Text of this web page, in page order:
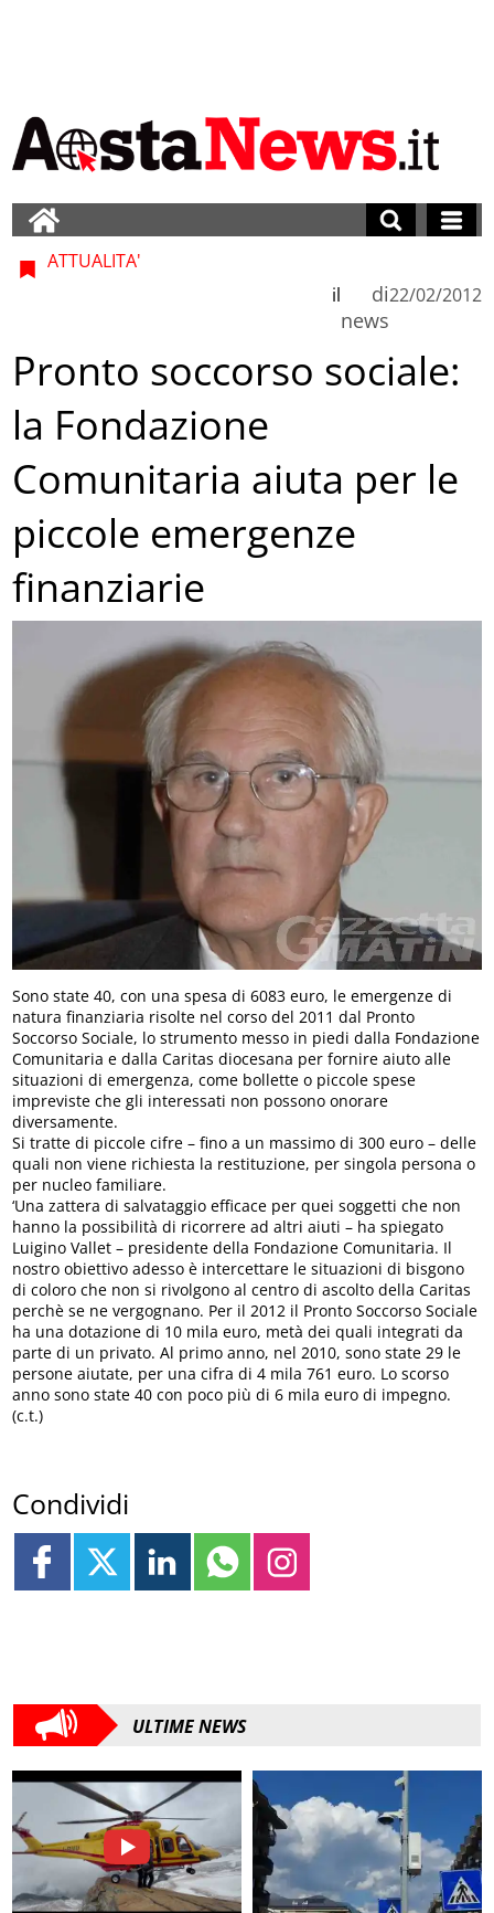
ATTUALITA'
di
news
il 22/02/2012
Pronto soccorso sociale:
la Fondazione
Comunitaria aiuta per le
piccole emergenze
finanziarie
Sono state 40, con una spesa di 6083 euro, le emergenze di
natura finanziaria risolte nel corso del 2011 dal Pronto
Soccorso Sociale, lo strumento messo in piedi dalla Fondazione
Comunitaria e dalla Caritas diocesana per fornire aiuto alle
situazioni di emergenza, come bollette o piccole spese
impreviste che gli interessati non possono onorare
diversamente.
Si tratte di piccole cifre – fino a un massimo di 300 euro – delle
quali non viene richiesta la restituzione, per singola persona o
per nucleo familiare.
‘Una zattera di salvataggio efficace per quei soggetti che non
hanno la possibilità di ricorrere ad altri aiuti – ha spiegato
Luigino Vallet – presidente della Fondazione Comunitaria. Il
nostro obiettivo adesso è intercettare le situazioni di bisgono
di coloro che non si rivolgono al centro di ascolto della Caritas
perchè se ne vergognano. Per il 2012 il Pronto Soccorso Sociale
ha una dotazione di 10 mila euro, metà dei quali integrati da
parte di un privato. Al primo anno, nel 2010, sono state 29 le
persone aiutate, per una cifra di 4 mila 761 euro. Lo scorso
anno sono state 40 con poco più di 6 mila euro di impegno.
(c.t.)
Condividi
ULTIME NEWS